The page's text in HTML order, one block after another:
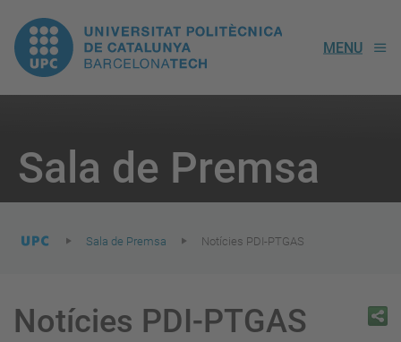
UPC.
Universitat
de
Catalunya
MENU
Sala de Premsa
here:
Sala de Premsa Notícies PDI-PTGAS
Notícies PDI-PTGAS